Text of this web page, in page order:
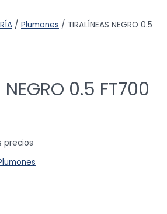
/ Plumones / TIRALÍNEAS NEGRO 0.5
NEGRO 0.5 FT700
precios